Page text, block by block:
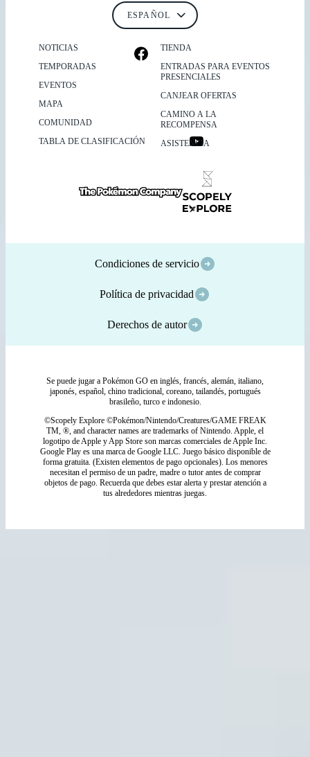
NOTICIAS
TEMPORADAS
EVENTOS
MAPA
COMUNIDAD
TABLA DE CLASIFICACIÓN
TIENDA
ENTRADAS PARA EVENTOS
PRESENCIALES
CANJEAR OFERTAS
CAMINO A LA
RECOMPENSA
ASISTENCIA
Condiciones de servicio
Política de privacidad
Derechos de autor
Se puede jugar a Pokémon GO en inglés, francés, alemán, italiano,
japonés, español, chino tradicional, coreano, tailandés, portugués
brasileño, turco e indonesio.
©Scopely Explore ©Pokémon/Nintendo/Creatures/GAME FREAK
TM, ®, and character names are trademarks of Nintendo. Apple, el
logotipo de Apple y App Store son marcas comerciales de Apple Inc.
Google Play es una marca de Google LLC. Juego básico disponible de
forma gratuita. (Existen elementos de pago opcionales). Los menores
necesitan el permiso de un padre, madre o tutor antes de comprar
objetos de pago. Recuerda que debes estar alerta y prestar atención a
tus alrededores mientras juegas.